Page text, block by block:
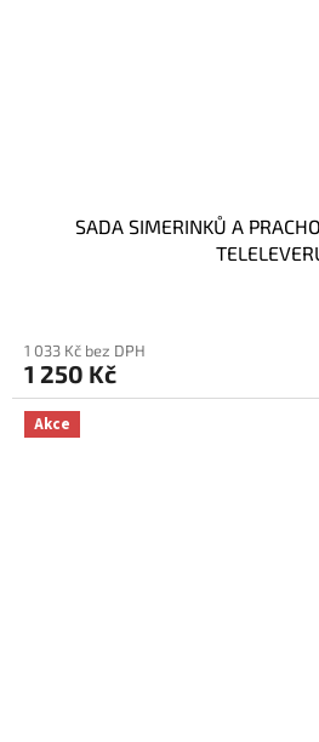
SADA SIMERINKŮ A
1 033 Kč bez DPH
1 250 Kč
Akce